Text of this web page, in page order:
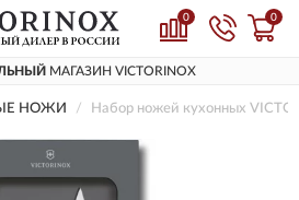
0 0
МАГАЗИН VICTORINOX
НОЖИ Набор ножей кухонных